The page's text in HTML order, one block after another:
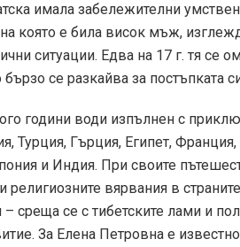
имала забележителни
която е била висок мъж,
ситуации. Едва на 17 г. тя се
се разкайва за постъпката
години води изпълнен с
Турция, Гърция, Египет,
и Индия. При своите
религиозните вярвания в
среща се с тибетските лами и
За Елена Петровна е